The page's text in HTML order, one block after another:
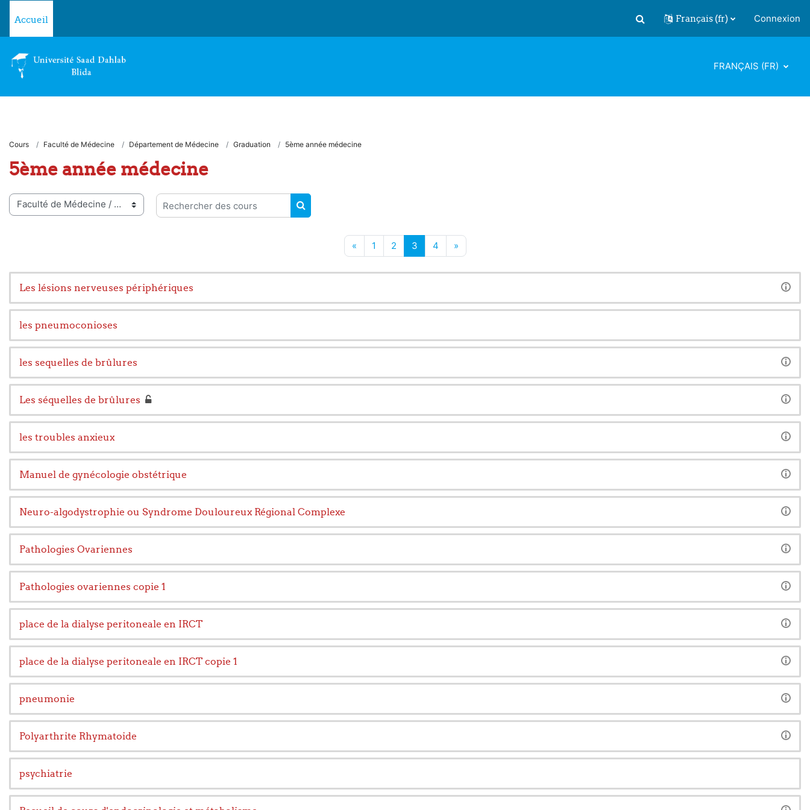
Accueil
Activer/désactiver la saisie de
Français ‎(fr)‎ Connexion
FRANÇAIS ‎(FR)‎
Cours Faculté de Médecine Département de Médecine Graduation 5ème année médecine
5ème année médecine
de cours
Rechercher des cours
RECHERCHER DES COURS
«Page précédente
1 Page 1
2Page 2
3Page 3
4Page 4
»Page suivante
Les lésions nerveuses périphériques
les pneumoconioses
les sequelles de brûlures
Les séquelles de brûlures
les troubles anxieux
Manuel de gynécologie obstétrique
Neuro-algodystrophie ou Syndrome Douloureux Régional Complexe
Pathologies Ovariennes
Pathologies ovariennes copie 1
place de la dialyse peritoneale en IRCT
place de la dialyse peritoneale en IRCT copie 1
pneumonie
Polyarthrite Rhymatoide
psychiatrie